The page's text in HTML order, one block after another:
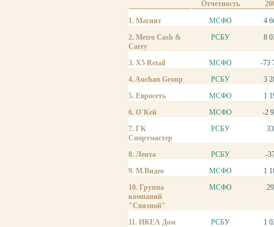
Отчетность
1. Магнит
МСФО
4
2. Metro Cash &
Carry
РСБУ 8
3. X5 Retail МСФО
-73
4. Auchan Group
РСБУ
3
5. Евросеть
МСФО
1
6. О`Кей
МСФО
-2
7. ГК
Спортмастер
РСБУ
8. Лента РСБУ
-
9. М.Видео
МСФО
1
10. Группа
компаний
"Связной"
МСФО
11. ИКЕА Дом РСБУ
1